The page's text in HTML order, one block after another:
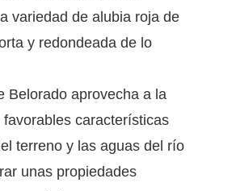
variedad de alubia roja de
y redondeada de lo
Belorado aprovecha a la
favorables características
terreno y las aguas del río
unas propiedades